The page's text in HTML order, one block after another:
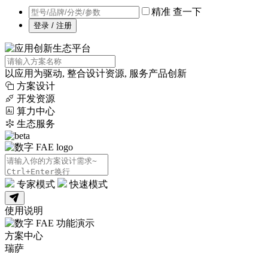
精准 查一下
登录 / 注册
以应用为驱动, 整合设计资源, 服务产品创新
方案设计
开发资源
算力中心
生态服务
专家模式 快速模式
使用说明
方案中心
瑞萨